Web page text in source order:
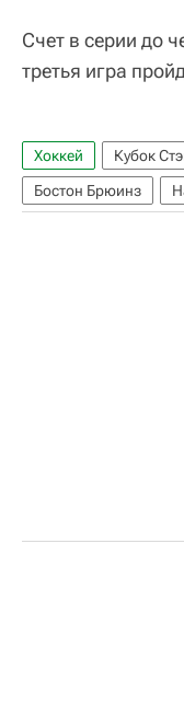
Счет в серии до
третья игра
Хоккей Кубок
Бостон Брюинз